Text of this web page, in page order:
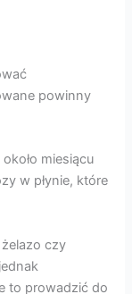
powinny
miesiącu
w płynie, które
czy
to prowadzić do